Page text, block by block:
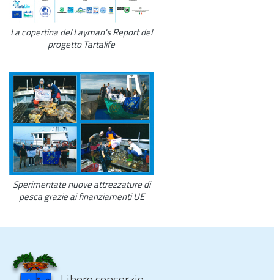
La copertina del Layman's Report del
progetto Tartalife
Sperimentate nuove attrezzature di
pesca grazie ai finanziamenti UE